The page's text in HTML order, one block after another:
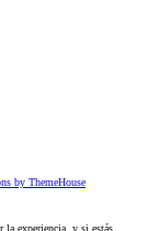
by ThemeHouse
la experiencia, y si estás